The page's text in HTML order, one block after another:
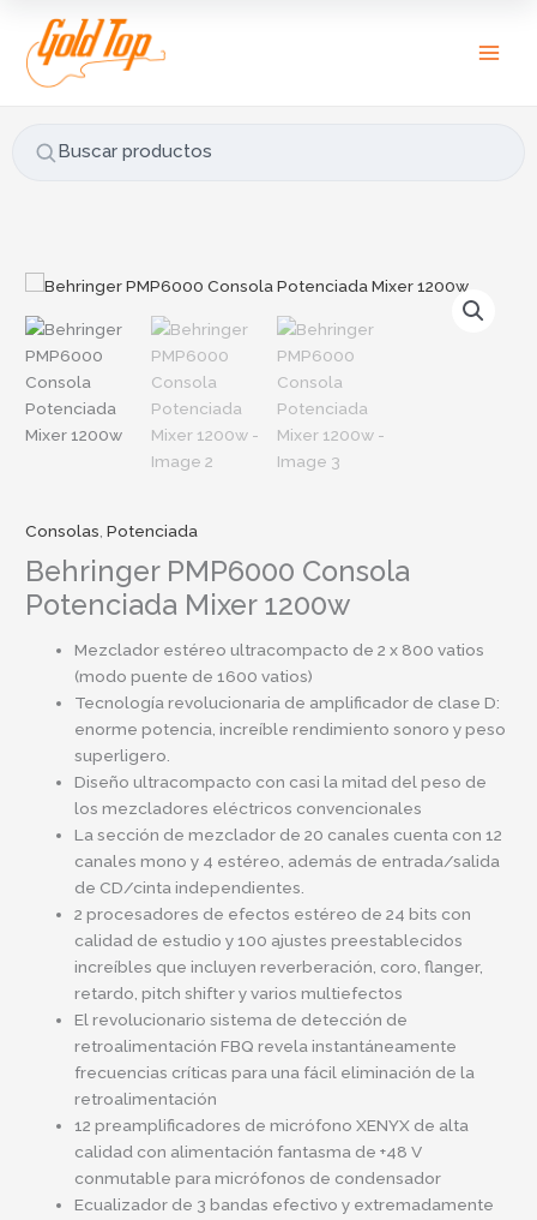
contenido
Buscar productos
u
s
r
Consolas ,Potenciada
Behringer PMP6000 Consola
Potenciada Mixer 1200w
Mezclador estéreo ultracompacto de 2 x 800 vatios
(modo puente de 1600 vatios)
Tecnología revolucionaria de amplificador de clase D:
enorme potencia, increíble rendimiento sonoro y peso
superligero.
Diseño ultracompacto con casi la mitad del peso de
los mezcladores eléctricos convencionales
La sección de mezclador de 20 canales cuenta con 12
canales mono y 4 estéreo, además de entrada/salida
de CD/cinta independientes.
2 procesadores de efectos estéreo de 24 bits con
calidad de estudio y 100 ajustes preestablecidos
increíbles que incluyen reverberación, coro, flanger,
retardo, pitch shifter y varios multiefectos
El revolucionario sistema de detección de
retroalimentación FBQ revela instantáneamente
frecuencias críticas para una fácil eliminación de la
retroalimentación
12 preamplificadores de micrófono XENYX de alta
calidad con alimentación fantasma de +48 V
conmutable para micrófonos de condensador
Ecualizador de 3 bandas efectivo y extremadamente